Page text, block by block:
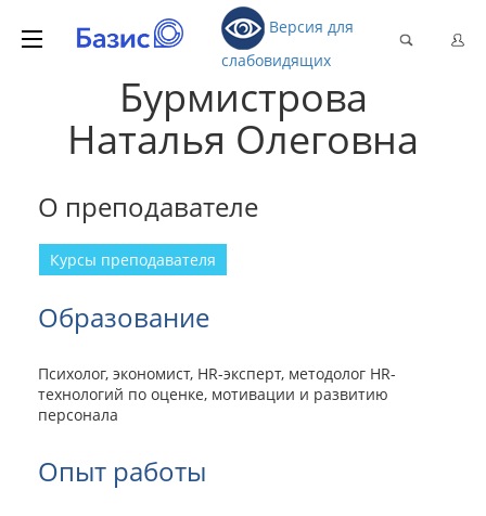
Версия для
слабовидящих
Бурмистрова
Наталья Олеговна
О преподавателе
Курсы преподавателя
Образование
Психолог, экономист, HR-эксперт, методолог HR-
технологий по оценке, мотивации и развитию
персонала
Опыт работы